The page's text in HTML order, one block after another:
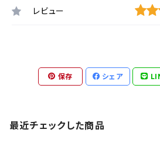
レビュー
保存 シェア
最近チェックした商品